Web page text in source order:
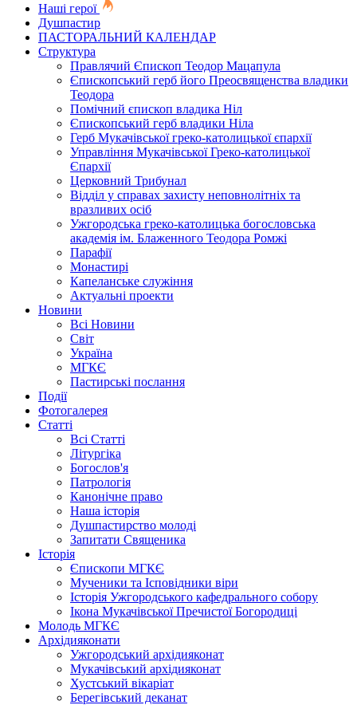
Наші герої
Душпастир
ПАСТОРАЛЬНИЙ КАЛЕНДАР
Структура
Правлячий Єпископ Теодор Мацапула
Єпископський герб його Преосвященства владики
Теодора
Помічний єпископ владика Ніл
Єпископський герб владики Ніла
Герб Мукачівської греко-католицької єпархії
Управління Мукачівської Греко-католицької
Єпархії
Церковний Трибунал
Відділ у справах захисту неповнолітніх та
вразливих осіб
Ужгородська греко-католицька богословська
академія ім. Блаженного Теодора Ромжі
Парафії
Монастирі
Капеланське служіння
Актуальні проекти
Новини
Всі Новини
Світ
Україна
МГКЄ
Пастирські послання
Події
Фотогалерея
Статті
Всі Статті
Літургіка
Богослов'я
Патрологія
Канонічне право
Наша історія
Душпастирство молоді
Запитати Священика
Історія
Єпископи МГКЄ
Мученики та Ісповідники віри
Історія Ужгородського кафедрального собору
Ікона Мукачівської Пречистої Богородиці
Молодь МГКЄ
Архідияконати
Ужгородський архідияконат
Мукачівський архідияконат
Хустський вікаріат
Берегівський деканат